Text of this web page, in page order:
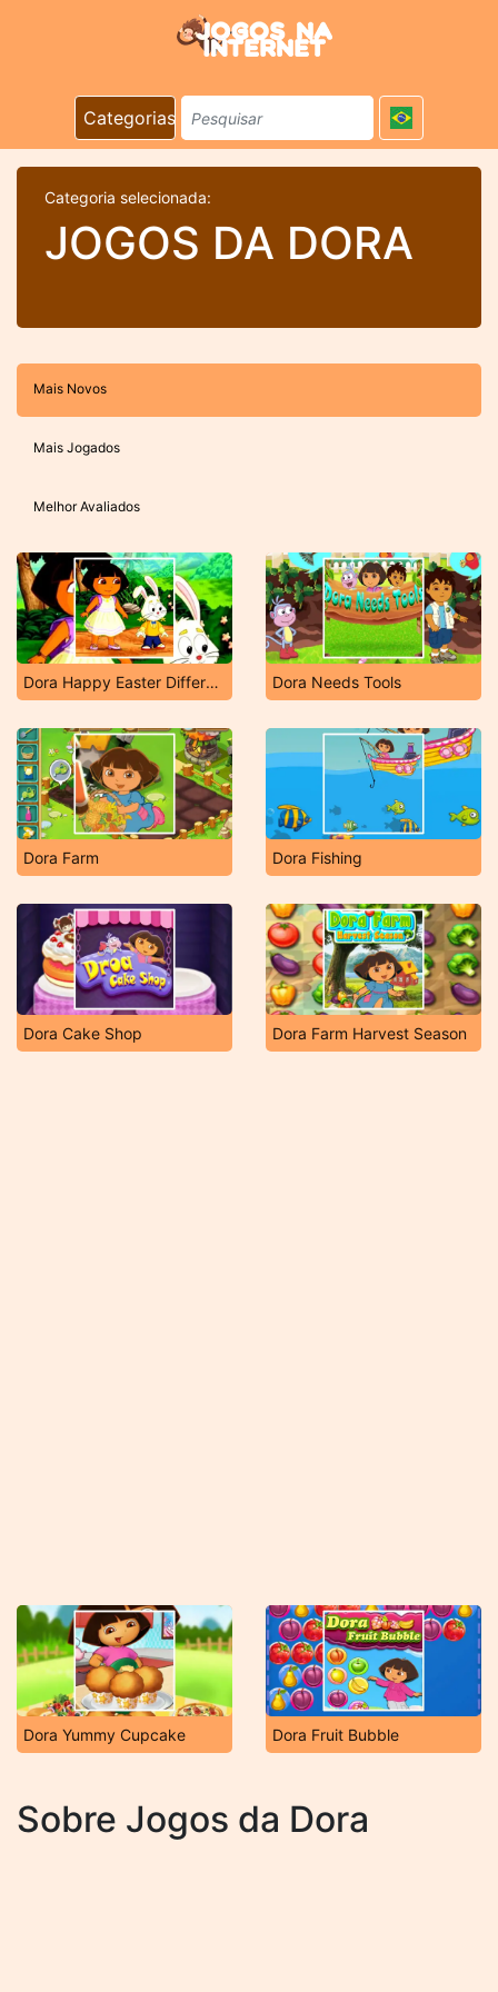
Categorias
Categoria selecionada:
JOGOS DA DORA
Mais Novos
Mais Jogados
Melhor Avaliados
Dora Happy Easter Differences Dora Needs Tools
Dora Farm Dora Fishing
Dora Cake Shop Dora Farm Harvest Season
Dora Yummy Cupcake Dora Fruit Bubble
Sobre Jogos da Dora